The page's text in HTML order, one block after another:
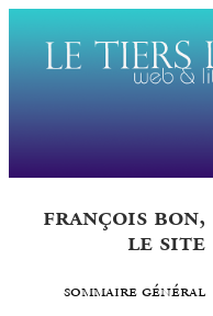
françois bon,
le site
sommaire général